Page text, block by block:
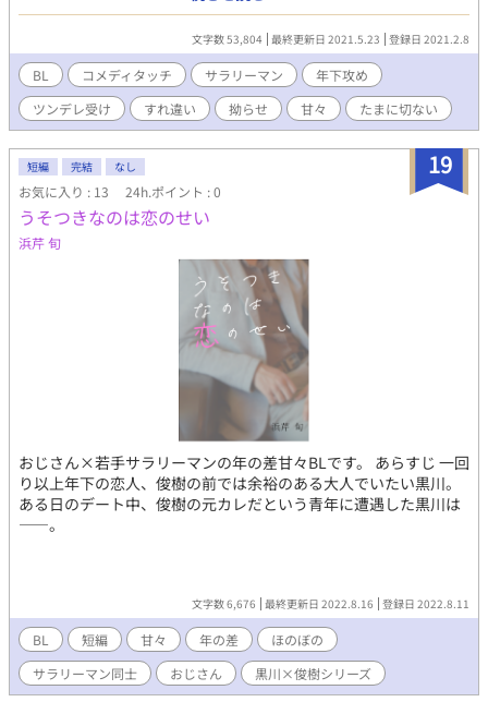
ます。
文字数 53,804 最終更新日 2021.5.23 登録日 2021.2.8
BL コメディタッチ サラリーマン
年下攻め
ツンデレ受け
すれ違い 拗らせ 甘々 たまに切ない
19
短編 完結 なし
お気に入り : 13 24h.ポイント : 0
うそつきなのは恋のせい
浜芹 旬
おじさん×若手サラリーマンの年の差甘々BLです。 あらすじ 一回
り以上年下の恋人、俊樹の前では余裕のある大人でいたい黒川。
ある日のデート中、俊樹の元カレだという青年に遭遇した黒川は
――。
文字数 6,676 最終更新日 2022.8.16 登録日 2022.8.11
BL 短編 甘々 年の差
ほのぼの
サラリーマン同士
おじさん 黒川×俊樹シリーズ